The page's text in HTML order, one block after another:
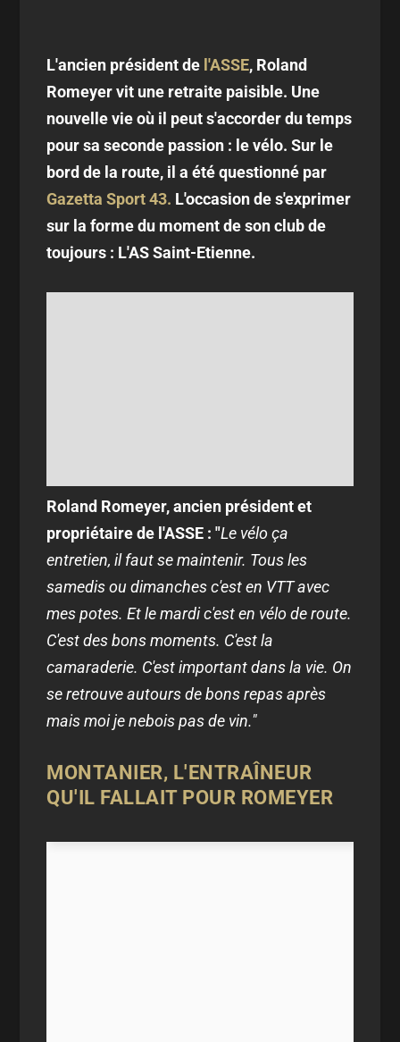
L'ancien président de l'ASSE, Roland
Romeyer vit une retraite paisible. Une
nouvelle vie où il peut s'accorder du temps
pour sa seconde passion : le vélo. Sur le
bord de la route, il a été questionné par
Gazetta Sport 43. L'occasion de s'exprimer
sur la forme du moment de son club de
toujours : L'AS Saint-Etienne.
Roland Romeyer, ancien président et
propriétaire de l'ASSE : "Le vélo ça
entretien, il faut se maintenir. Tous les
samedis ou dimanches c'est en VTT avec
mes potes. Et le mardi c'est en vélo de route.
C'est des bons moments. C'est la
camaraderie. C'est important dans la vie. On
se retrouve autours de bons repas après
mais moi je nebois pas de vin."
MONTANIER, L'ENTRAÎNEUR
QU'IL FALLAIT POUR ROMEYER